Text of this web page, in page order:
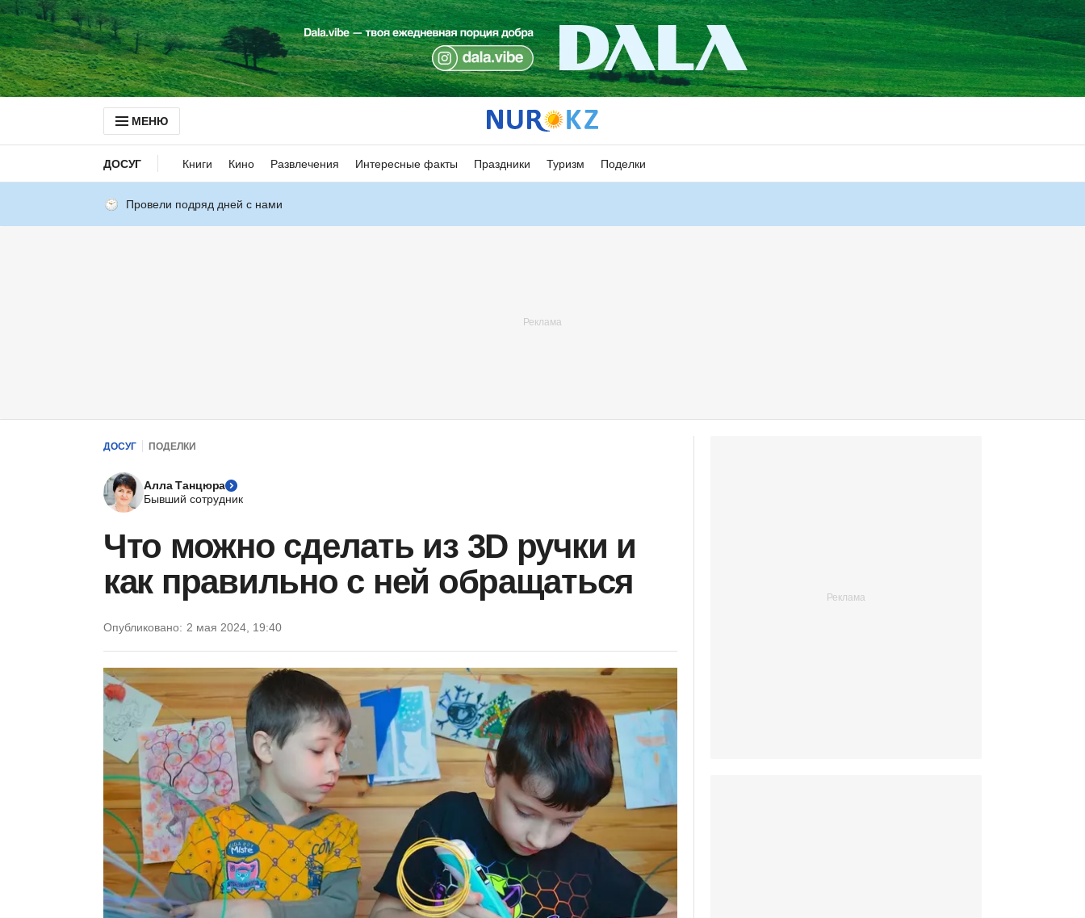
МЕНЮ
ДОСУГ Книги Кино Развлечения Интересные факты Праздники Туризм Поделки
Провели подряд дней с нами
ДОСУГ ПОДЕЛКИ
Алла Танцюра
Бывший сотрудник
Что можно сделать из 3D ручки и
как правильно с ней обращаться
Опубликовано: 2 мая 2024, 19:40